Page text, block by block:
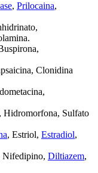
, Prilocaina,
Clonidina
Hidromorfona, Sulfato
, Estriol, Estradiol,
Nifedipino, Diltiazem,